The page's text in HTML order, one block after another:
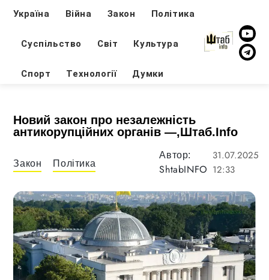
Україна Війна Закон Політика
Суспільство Світ Культура
Спорт Технології Думки
Новий закон про незалежність
антикорупційних органів —,Штаб.Info
Закон Політика
Автор:
ShtabINFO
31.07.2025
12:33